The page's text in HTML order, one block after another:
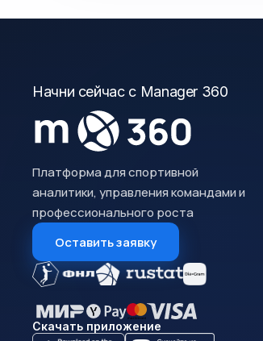
Начни сейчас с Manager 360
Платформа для спортивной
аналитики, управления командами и
профессионального роста
Оставить заявку
Скачать приложение